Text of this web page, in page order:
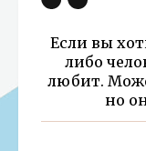
Если вы
либо
любит.
но